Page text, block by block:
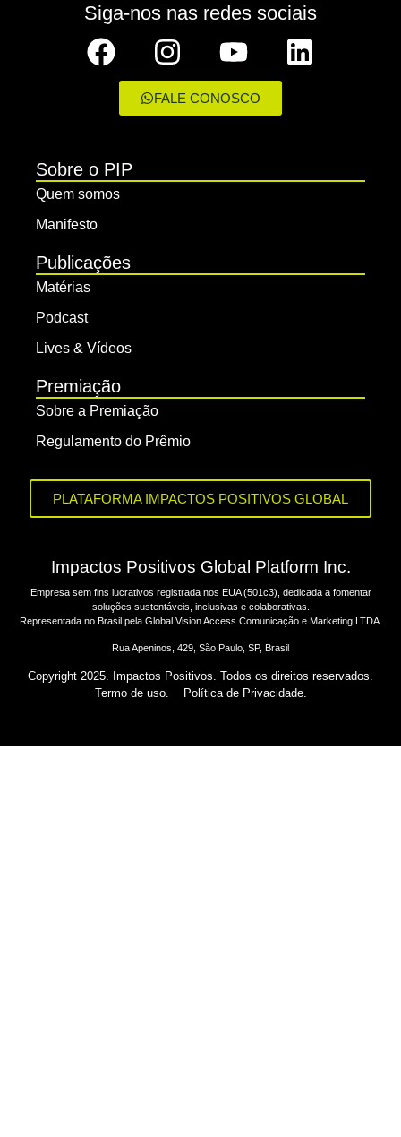
Siga-nos nas redes sociais
FALE CONOSCO
Sobre o PIP
Quem somos
Manifesto
Publicações
Matérias
Podcast
Lives & Vídeos
Premiação
Sobre a Premiação
Regulamento do Prêmio
PLATAFORMA IMPACTOS POSITIVOS GLOBAL
Impactos Positivos Global Platform Inc.
Empresa sem fins lucrativos registrada nos EUA (501c3), dedicada a fomentar
soluções sustentáveis, inclusivas e colaborativas.
Representada no Brasil pela Global Vision Access Comunicação e Marketing LTDA.
Rua Apeninos, 429, São Paulo, SP, Brasil
Copyright 2025. Impactos Positivos. Todos os direitos reservados.
Termo de uso.
Política de Privacidade.